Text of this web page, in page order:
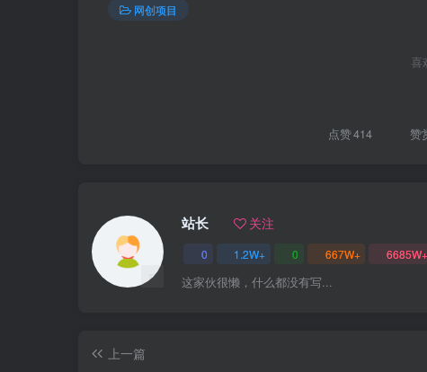
网创项目
喜
点赞414 赞
站长 关注
0 1.2W+ 0 667W+ 6685W+
这家伙很懒，什么都没有写...
上一篇